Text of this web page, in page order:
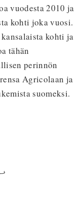
vuodesta 2010 ja
kohti joka vuosi.
kohti ja
tähän
perinnön
Agricolaan ja
suomeksi.